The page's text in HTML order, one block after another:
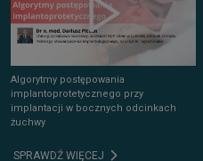
Algorytmy postępowania
implantoprotetycznego przy
implantacji w bocznych odcinkach
żuchwy
SPRAWDŹ WIĘCEJ